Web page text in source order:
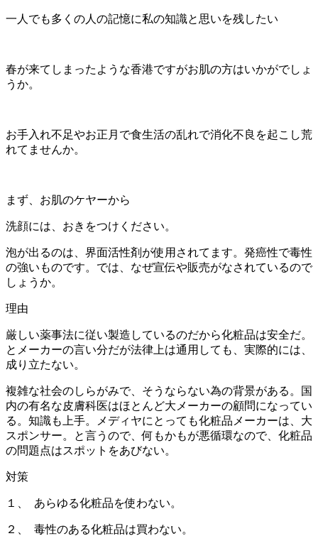
一人でも多くの人の記憶に私の知識と思いを残したい
春が来てしまったような香港ですがお肌の方はいかがでしょ
うか。
お手入れ不足やお正月で食生活の乱れで消化不良を起こし荒
れてませんか。
まず、お肌のケヤーから
洗顔には、おきをつけください。
泡が出るのは、界面活性剤が使用されてます。発癌性で毒性
の強いものです。では、なぜ宣伝や販売がなされているので
しょうか。
理由
厳しい薬事法に従い製造しているのだから化粧品は安全だ。
とメーカーの言い分だが法律上は通用しても、実際的には、
成り立たない。
複雑な社会のしらがみで、そうならない為の背景がある。国
内の有名な皮膚科医はほとんど大メーカーの顧問になってい
る。知識も上手。メディヤにとっても化粧品メーカーは、大
スポンサー。と言うので、何もかもが悪循環なので、化粧品
の問題点はスポットをあびない。
対策
１、 あらゆる化粧品を使わない。
２、 毒性のある化粧品は買わない。